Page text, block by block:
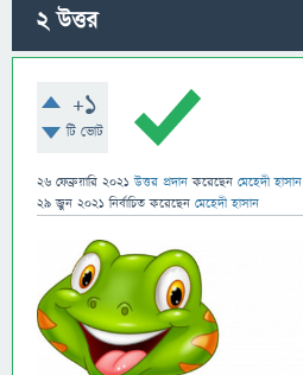
2উত্তর
+1
টি ভোট
26 ফেব্রুয়ারি 2021 উত্তর প্রদান করেছেন মেহেদী হাসান
29 জুন 2021 নির্বাচিত করেছেন মেহেদী হাসান